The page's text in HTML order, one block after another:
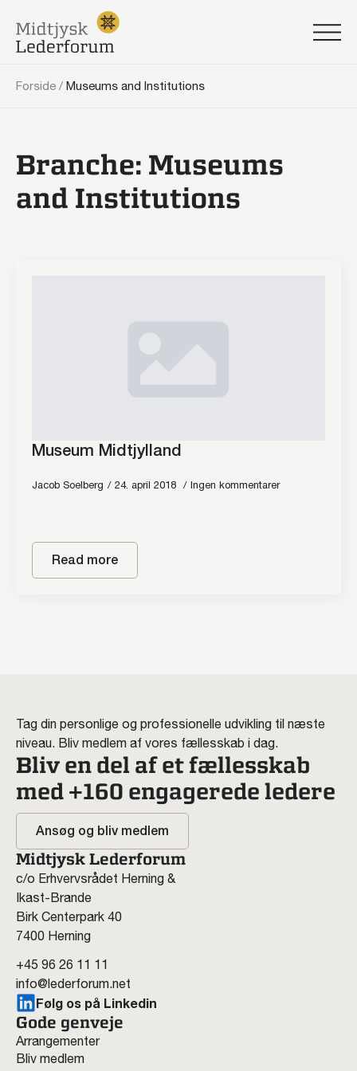
Forside / Museums and Institutions
Branche: Museums
and Institutions
Museum Midtjylland
Jacob Soelberg 24. april 2018 Ingen kommentarer
Read more
Tag din personlige og professionelle udvikling til næste
niveau. Bliv medlem af vores fællesskab i dag.
Bliv en del af et fællesskab
med +160 engagerede ledere
Ansøg og bliv medlem
Midtjysk Lederforum
c/o Erhvervsrådet Herning &
Ikast-Brande
Birk Centerpark 40
7400 Herning
+45 96 26 11 11
info@lederforum.net
Følg os på Linkedin
Gode genveje
Arrangementer
Bliv medlem